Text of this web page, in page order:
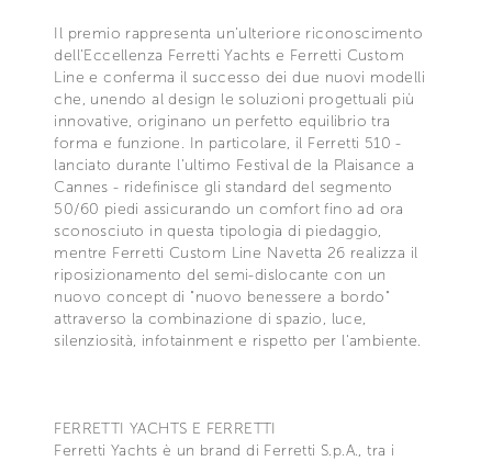
Il premio rappresenta un'ulteriore riconoscimento
dell'Eccellenza Ferretti Yachts e Ferretti Custom
Line e conferma il successo dei due nuovi modelli
che, unendo al design le soluzioni progettuali più
innovative, originano un perfetto equilibrio tra
forma e funzione. In particolare, il Ferretti 510 -
lanciato durante l'ultimo Festival de la Plaisance a
Cannes - ridefinisce gli standard del segmento
50/60 piedi assicurando un comfort fino ad ora
sconosciuto in questa tipologia di piedaggio,
mentre Ferretti Custom Line Navetta 26 realizza il
riposizionamento del semi-dislocante con un
nuovo concept di "nuovo benessere a bordo"
attraverso la combinazione di spazio, luce,
silenziosità, infotainment e rispetto per l'ambiente.
FERRETTI YACHTS E FERRETTI
Ferretti Yachts è un brand di Ferretti S.p.A., tra i